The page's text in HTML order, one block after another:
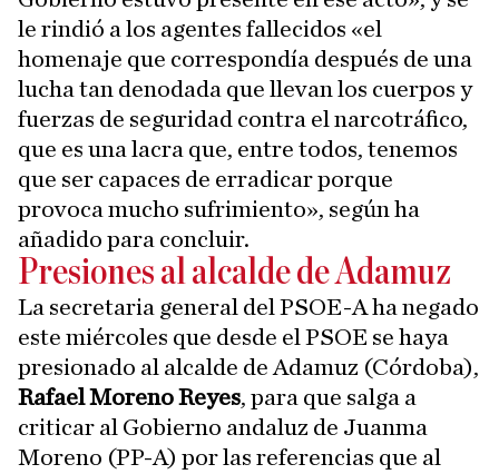
le rindió a los agentes fallecidos «el
homenaje que correspondía después de una
lucha tan denodada que llevan los cuerpos y
fuerzas de seguridad contra el narcotráfico,
que es una lacra que, entre todos, tenemos
que ser capaces de erradicar porque
provoca mucho sufrimiento», según ha
añadido para concluir.
Presiones al alcalde de Adamuz
La secretaria general del PSOE-A ha negado
este miércoles que desde el PSOE se haya
presionado al alcalde de Adamuz (Córdoba),
Rafael Moreno Reyes, para que salga a
criticar al Gobierno andaluz de Juanma
Moreno (PP-A) por las referencias que al